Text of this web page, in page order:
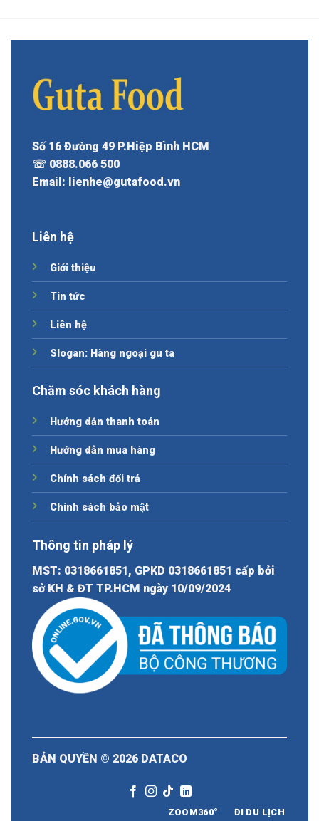
Số 16 Đường 49 P.Hiệp Bình HCM
☏ 0888.066 500
Email: lienhe@gutafood.vn
Liên hệ
Giới thiệu
Tin tức
Liên hệ
Slogan: Hàng ngoại gu ta
Chăm sóc khách hàng
Hướng dẫn thanh toán
Hướng dẫn mua hàng
Chính sách đổi trả
Chính sách bảo mật
Thông tin pháp lý
MST: 0318661851, GPKD 0318661851 cấp bởi
sở KH & ĐT TP.HCM ngày 10/09/2024
BẢN QUYỀN © 2026 DATACO
ZOOM360° ĐI DU LỊCH